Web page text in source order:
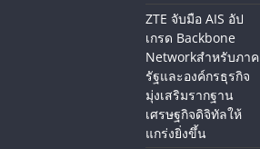
ZTE จับมือ AIS อัป
เกรด Backbone
Networkสำหรับภาค
รัฐและองค์กรธุรกิจ
มุ่งเสริมรากฐาน
เศรษฐกิจดิจิทัลให้
แกร่งยิ่งขึ้น